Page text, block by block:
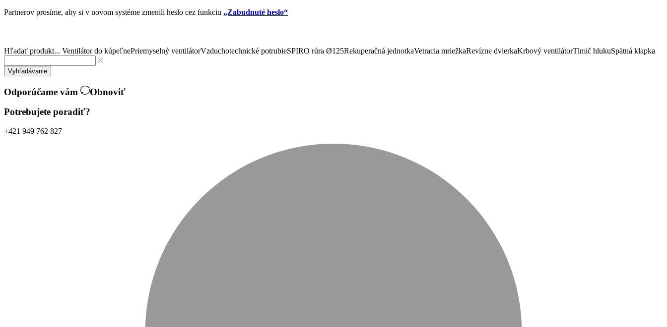
Partnerov prosíme, aby si v novom systéme zmenili heslo cez funkciu „Zabudnuté heslo“
Hľadať produkt... Ventilátor do kúpeľnePriemyselný ventilátorVzduchotechnické potrubieSPIRO rúra Ø125Rekuperačná jednotkaVetracia mriežkaRevízne dvierkaKrbový ventilátorTlmič hlukuSpätná klapka
Vyhľadávanie
Odporúčame vám
Obnoviť
Potrebujete poradiť?
+421 949 762 827